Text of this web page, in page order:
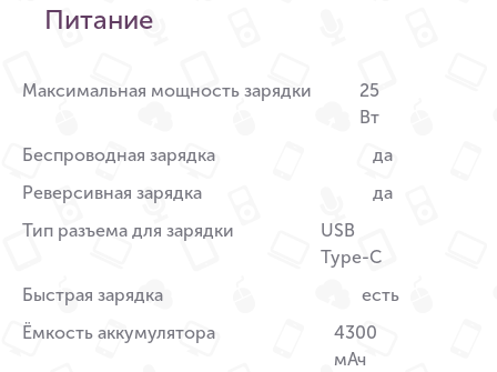
Питание
Максимальная мощность зарядки
25
Вт
Беспроводная зарядка
да
Реверсивная зарядка
да
Тип разъема для зарядки
USB
Type-C
Быстрая зарядка
есть
Ёмкость аккумулятора
4300
мАч